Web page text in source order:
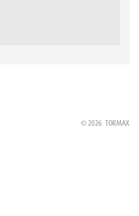
© 2026 TORMAX